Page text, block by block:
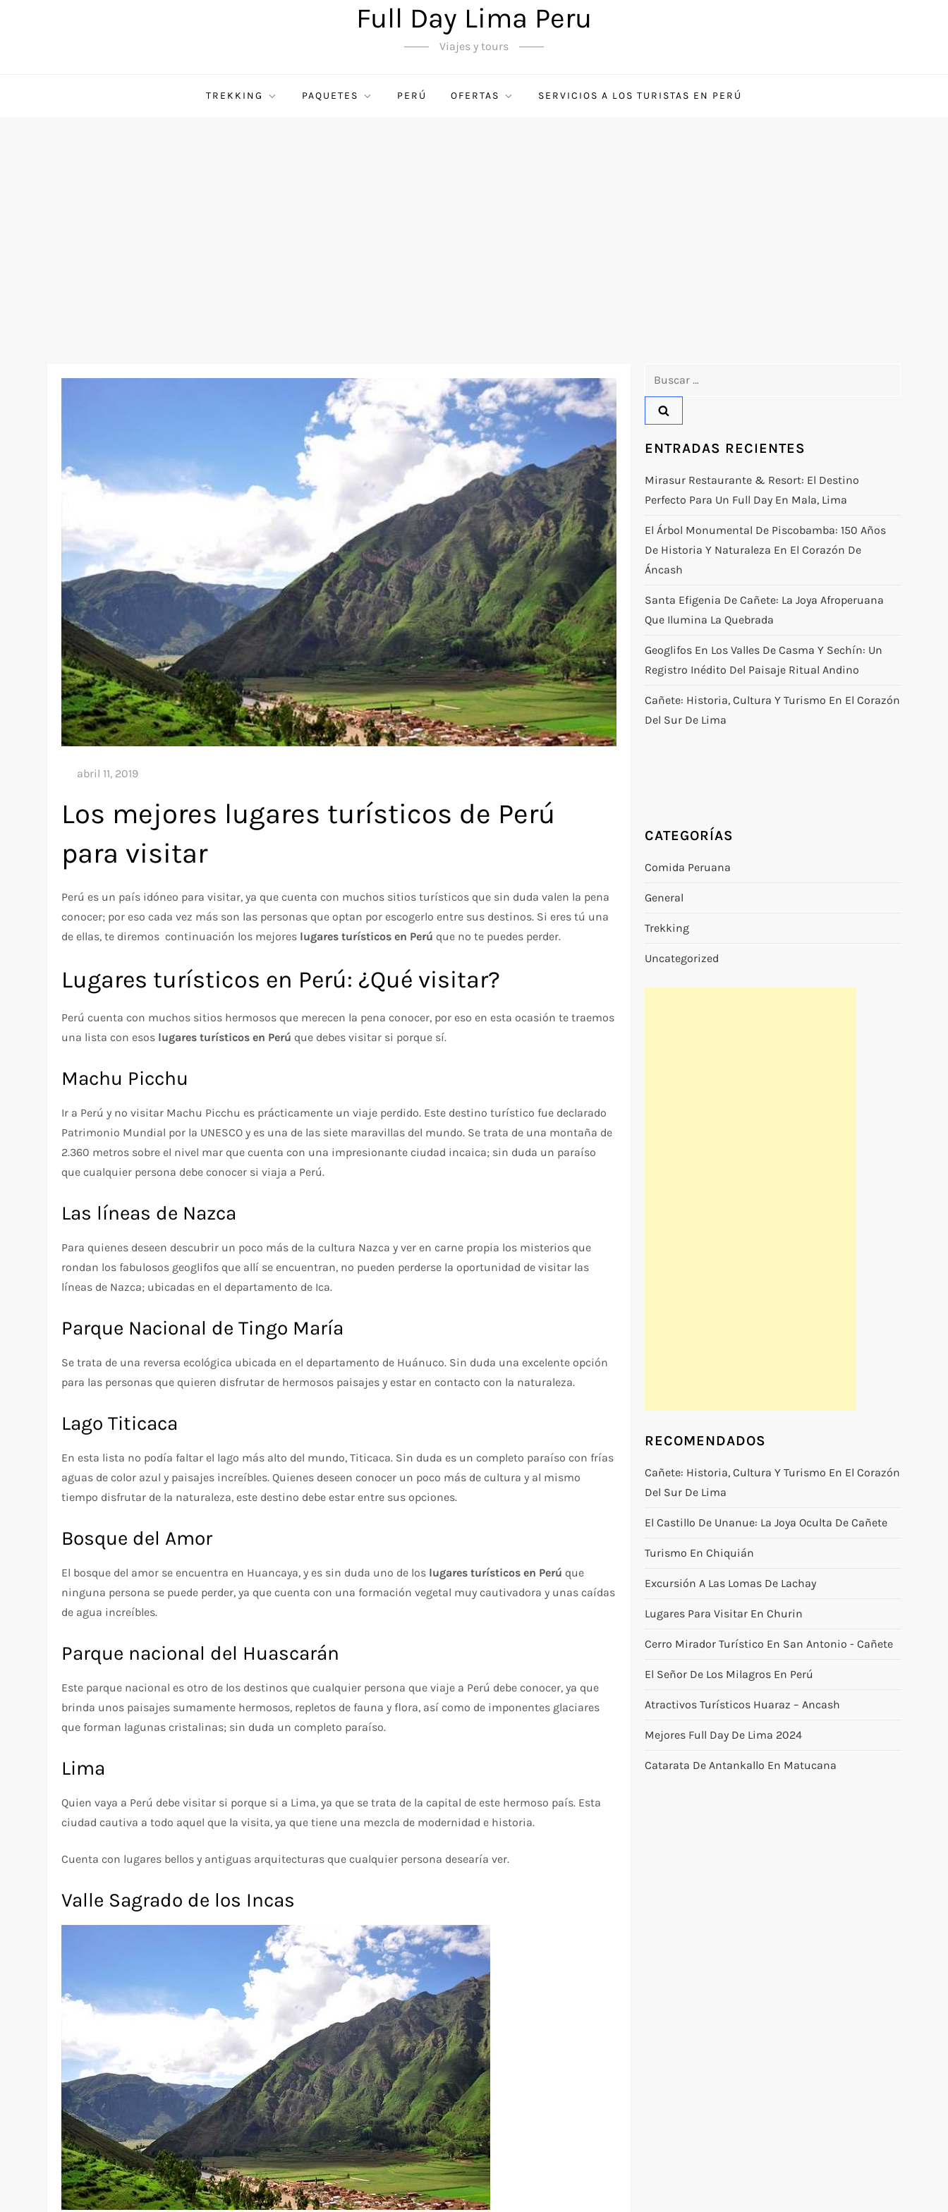
Full Day Lima Peru
Viajes y tours
TREKKING PAQUETES PERÚ OFERTAS SERVICIOS A LOS TURISTAS EN PERÚ
Los mejores lugares turísticos de Perú
para visitar
Perú es un país idóneo para visitar, ya que cuenta con muchos sitios turísticos que sin duda valen la pena
conocer; por eso cada vez más son las personas que optan por escogerlo entre sus destinos. Si eres tú una
de ellas, te diremos continuación los mejores lugares turísticos en Perú que no te puedes perder.
Lugares turísticos en Perú: ¿Qué visitar?
Perú cuenta con muchos sitios hermosos que merecen la pena conocer, por eso en esta ocasión te traemos
una lista con esos lugares turísticos en Perú que debes visitar si porque sí.
Machu Picchu
Ir a Perú y no visitar Machu Picchu es prácticamente un viaje perdido. Este destino turístico fue declarado
Patrimonio Mundial por la UNESCO y es una de las siete maravillas del mundo. Se trata de una montaña de
2.360 metros sobre el nivel mar que cuenta con una impresionante ciudad incaica; sin duda un paraíso
que cualquier persona debe conocer si viaja a Perú.
Las líneas de Nazca
Para quienes deseen descubrir un poco más de la cultura Nazca y ver en carne propia los misterios que
rondan los fabulosos geoglifos que allí se encuentran, no pueden perderse la oportunidad de visitar las
líneas de Nazca; ubicadas en el departamento de Ica.
Parque Nacional de Tingo María
Se trata de una reversa ecológica ubicada en el departamento de Huánuco. Sin duda una excelente opción
para las personas que quieren disfrutar de hermosos paisajes y estar en contacto con la naturaleza.
Lago Titicaca
En esta lista no podía faltar el lago más alto del mundo, Titicaca. Sin duda es un completo paraíso con frías
aguas de color azul y paisajes increíbles. Quienes deseen conocer un poco más de cultura y al mismo
tiempo disfrutar de la naturaleza, este destino debe estar entre sus opciones.
Bosque del Amor
El bosque del amor se encuentra en Huancaya, y es sin duda uno de los lugares turísticos en Perú que
ninguna persona se puede perder, ya que cuenta con una formación vegetal muy cautivadora y unas caídas
de agua increíbles.
Parque nacional del Huascarán
Este parque nacional es otro de los destinos que cualquier persona que viaje a Perú debe conocer, ya que
brinda unos paisajes sumamente hermosos, repletos de fauna y flora, así como de imponentes glaciares
que forman lagunas cristalinas; sin duda un completo paraíso.
Lima
Quien vaya a Perú debe visitar si porque si a Lima, ya que se trata de la capital de este hermoso país. Esta
ciudad cautiva a todo aquel que la visita, ya que tiene una mezcla de modernidad e historia.
Cuenta con lugares bellos y antiguas arquitecturas que cualquier persona desearía ver.
Valle Sagrado de los Incas
ENTRADAS RECIENTES
Mirasur Restaurante & Resort: El Destino
Perfecto Para Un Full Day En Mala, Lima
El Árbol Monumental De Piscobamba: 150 Años
De Historia Y Naturaleza En El Corazón De
Áncash
Santa Efigenia De Cañete: La Joya Afroperuana
Que Ilumina La Quebrada
Geoglifos En Los Valles De Casma Y Sechín: Un
Registro Inédito Del Paisaje Ritual Andino
Cañete: Historia, Cultura Y Turismo En El Corazón
Del Sur De Lima
CATEGORÍAS
Comida Peruana
General
Trekking
Uncategorized
RECOMENDADOS
Cañete: Historia, Cultura Y Turismo En El Corazón
Del Sur De Lima
El Castillo De Unanue: La Joya Oculta De Cañete
Turismo En Chiquián
Excursión A Las Lomas De Lachay
Lugares Para Visitar En Churin
Cerro Mirador Turístico En San Antonio - Cañete
El Señor De Los Milagros En Perú
Atractivos Turísticos Huaraz – Ancash
Mejores Full Day De Lima 2024
Catarata De Antankallo En Matucana